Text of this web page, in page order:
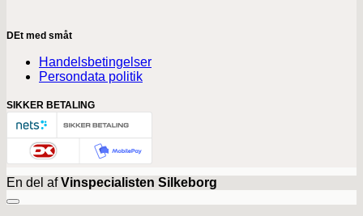
DEt med småt
Handelsbetingelser
Persondata politik
SIKKER BETALING
En del afVinspecialisten Silkeborg